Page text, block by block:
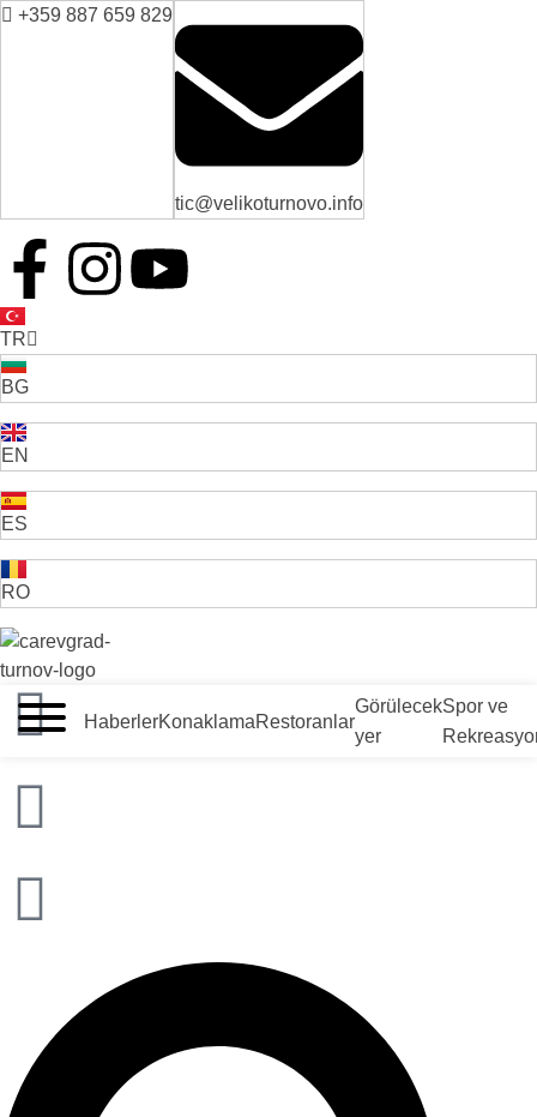
+359 887 659 829
tic@velikoturnovo.info
TR
BG
EN
ES
RO
VELIKO TARNOVO - BULGARİSTAN'IN ORTAÇAĞ BAŞKENTİ
HaberlerKonaklamaRestoranlar
Görülecek
yer
Spor ve